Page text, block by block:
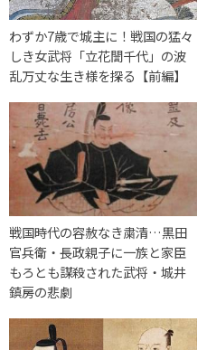
わずか7歳で城主に！戦国の猛々
しき女武将「立花誾千代」の波
乱万丈な生き様を探る【前編】
戦国時代の容赦なき粛清…黒田
官兵衛・長政親子に一族と家臣
もろとも謀殺された武将・城井
鎮房の悲劇